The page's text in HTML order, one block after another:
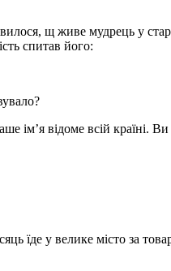
щ живе мудрець у
спитав його:
відоме всій країні. Ви
їде у велике місто за